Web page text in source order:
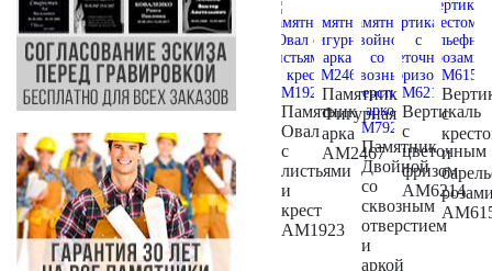
Памятник
Овал
с
листьями
и
крест
AM1923
Памятник
Фигурная
арка
AM2467Памятник
Двойной
со
сквозным
отверстием
и
аркой
Вертикаль
с
цветочным
фризом
AM6214
с
и